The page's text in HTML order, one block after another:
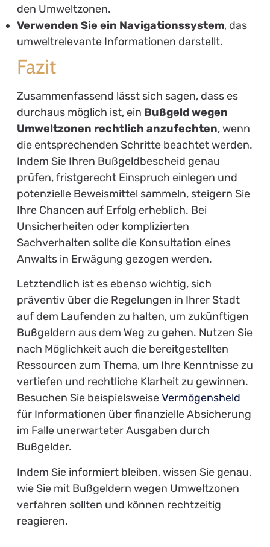
den Umweltzonen.
Verwenden Sie ein Navigationssystem, das
umweltrelevante Informationen darstellt.
Fazit
Zusammenfassend lässt sich sagen, dass es
durchaus möglich ist, ein Bußgeld wegen
Umweltzonen rechtlich anzufechten, wenn
die entsprechenden Schritte beachtet werden.
Indem Sie Ihren Bußgeldbescheid genau
prüfen, fristgerecht Einspruch einlegen und
potenzielle Beweismittel sammeln, steigern Sie
Ihre Chancen auf Erfolg erheblich. Bei
Unsicherheiten oder komplizierten
Sachverhalten sollte die Konsultation eines
Anwalts in Erwägung gezogen werden.
Letztendlich ist es ebenso wichtig, sich
präventiv über die Regelungen in Ihrer Stadt
auf dem Laufenden zu halten, um zukünftigen
Bußgeldern aus dem Weg zu gehen. Nutzen Sie
nach Möglichkeit auch die bereitgestellten
Ressourcen zum Thema, um Ihre Kenntnisse zu
vertiefen und rechtliche Klarheit zu gewinnen.
Besuchen Sie beispielsweiseVermögensheld
für Informationen über finanzielle Absicherung
im Falle unerwarteter Ausgaben durch
Bußgelder.
Indem Sie informiert bleiben, wissen Sie genau,
wie Sie mit Bußgeldern wegen Umweltzonen
verfahren sollten und können rechtzeitig
reagieren.